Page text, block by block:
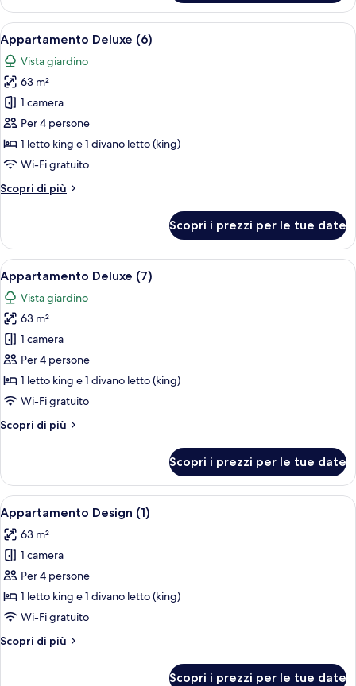
Deluxe
(5)
Apri
tutte
le
foto
per
Appartamento
Deluxe
(6)
Un soggiorno moderno con un
8
Appartamento Deluxe (6)
Vista giardino
63 m²
1 camera
Per 4 persone
1 letto king e 1 divano letto (king)
Wi-Fi gratuito
Scopri di più
Altri
Deluxe
(6)
Scopri i prezzi per le tue date
Apri
tutte
le
foto
per
Appartamento
Deluxe
(7)
Un soggiorno moderno con un
8
Appartamento Deluxe (7)
Vista giardino
63 m²
1 camera
Per 4 persone
1 letto king e 1 divano letto (king)
Wi-Fi gratuito
Scopri di più
Altri
Deluxe
(7)
Scopri i prezzi per le tue date
Apri
tutte
le
foto
per
Appartamento
Design
7
Appartamento Design (1)
63 m²
1 camera
Per 4 persone
1 letto king e 1 divano letto (king)
Wi-Fi gratuito
Scopri di più
Altri
Scopri i prezzi per le tue date